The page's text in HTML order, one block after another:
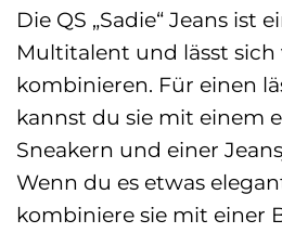
Die QS „Sadie“ Jeans ist
Multitalent und lässt sich
kombinieren. Für einen
kannst du sie mit einem
Sneakern und einer
Wenn du es etwas
kombiniere sie mit einer